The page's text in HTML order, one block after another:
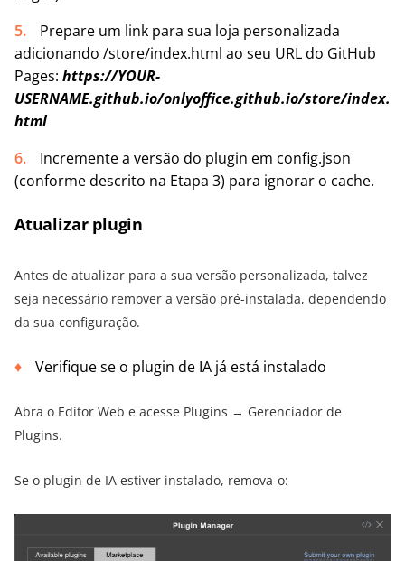
Prepare um link para sua loja personalizada
adicionando /store/index.html ao seu URL do GitHub
Pages: https://YOUR-
USERNAME.github.io/onlyoffice.github.io/store/index.
html
Incremente a versão do plugin em config.json
(conforme descrito na Etapa 3) para ignorar o cache.
Atualizar plugin
Antes de atualizar para a sua versão personalizada, talvez
seja necessário remover a versão pré-instalada, dependendo
da sua configuração.
Verifique se o plugin de IA já está instalado
Abra o Editor Web e acesse Plugins → Gerenciador de
Plugins.
Se o plugin de IA estiver instalado, remova-o: